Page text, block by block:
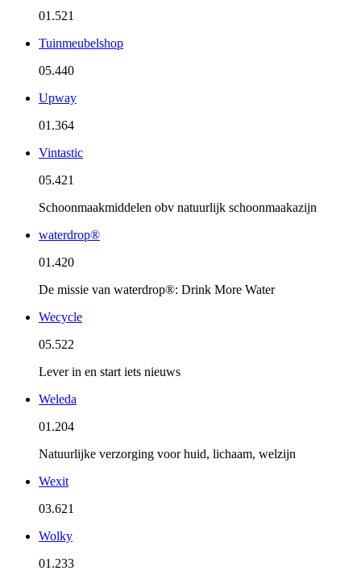
01.521
Tuinmeubelshop
05.440
Upway
01.364
Vintastic
05.421
Schoonmaakmiddelen obv natuurlijk schoonmaakazijn
waterdrop®
01.420
De missie van waterdrop®: Drink More Water
Wecycle
05.522
Lever in en start iets nieuws
Weleda
01.204
Natuurlijke verzorging voor huid, lichaam, welzijn
Wexit
03.621
Wolky
01.233